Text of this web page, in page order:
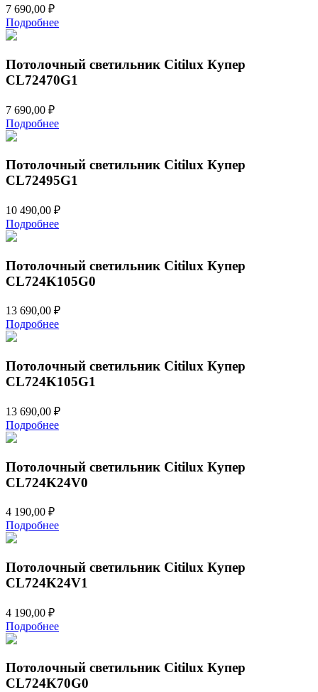
7 690,00 ₽
Подробнее
Потолочный светильник Citilux Купер
CL72470G1
7 690,00 ₽
Подробнее
Потолочный светильник Citilux Купер
CL72495G1
10 490,00 ₽
Подробнее
Потолочный светильник Citilux Купер
CL724K105G0
13 690,00 ₽
Подробнее
Потолочный светильник Citilux Купер
CL724K105G1
13 690,00 ₽
Подробнее
Потолочный светильник Citilux Купер
CL724K24V0
4 190,00 ₽
Подробнее
Потолочный светильник Citilux Купер
CL724K24V1
4 190,00 ₽
Подробнее
Потолочный светильник Citilux Купер
CL724K70G0